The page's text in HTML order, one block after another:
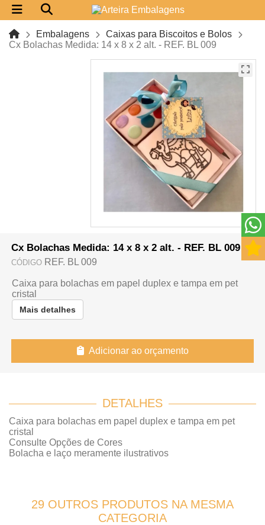
Embalagens
Caixas para Biscoitos e Bolos
Cx Bolachas Medida: 14 x 8 x 2 alt. - REF. BL 009
Cx Bolachas Medida: 14 x 8 x 2 alt. - REF. BL 009
CÓDIGO REF. BL 009
Caixa para bolachas em papel duplex e tampa em pet
cristal
Mais detalhes
Adicionar ao orçamento
DETALHES
Caixa para bolachas em papel duplex e tampa em pet
cristal
Consulte Opções de Cores
Bolacha e laço meramente ilustrativos
29 OUTROS PRODUTOS NA MESMA
CATEGORIA